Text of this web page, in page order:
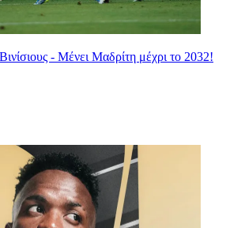
- Μένει Μαδρίτη μέχρι το 2032!